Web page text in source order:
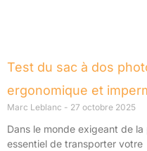
Test du sac à dos
ergonomique et
Marc Leblanc 27 octobre 2025
Dans le monde exigeant de
essentiel de transporter votre